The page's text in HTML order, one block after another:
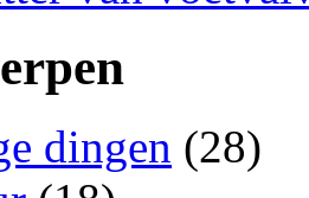
dingen (28)